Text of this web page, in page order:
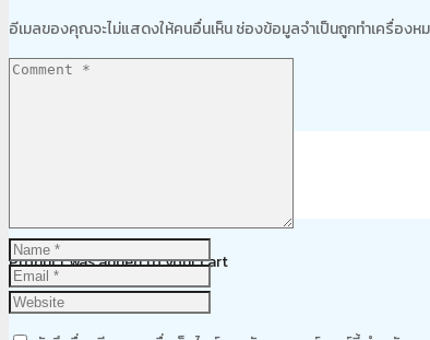
ติดต่อเรา
Productwas added to your cart
อีเมลของคุณจะไม่แสดงให้คนอื่นเห็นช่องข้อมูลจำเป็นถูกทำเครื่องห